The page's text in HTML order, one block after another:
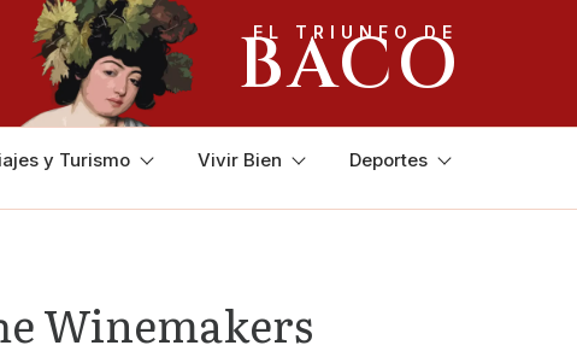
EL TRIUNFO DE
BACO
y Turismo Vivir Bien Deportes
Winemakers